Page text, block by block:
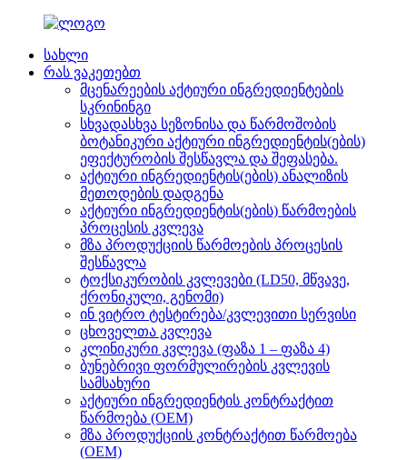
სახლი
რას ვაკეთებთ
მცენარეების აქტიური ინგრედიენტების
სკრინინგი
სხვადასხვა სეზონისა და წარმოშობის
ბოტანიკური აქტიური ინგრედიენტის(ების)
ეფექტურობის შესწავლა და შეფასება.
აქტიური ინგრედიენტის(ების) ანალიზის
მეთოდების დადგენა
აქტიური ინგრედიენტის(ების) წარმოების
პროცესის კვლევა
მზა პროდუქციის წარმოების პროცესის
შესწავლა
ტოქსიკურობის კვლევები (LD50, მწვავე,
ქრონიკული, გენომი)
ინ ვიტრო ტესტირება/კვლევითი სერვისი
ცხოველთა კვლევა
კლინიკური კვლევა (ფაზა 1 – ფაზა 4)
ბუნებრივი ფორმულირების კვლევის
სამსახური
აქტიური ინგრედიენტის კონტრაქტით
წარმოება (OEM)
მზა პროდუქციის კონტრაქტით წარმოება
(OEM)